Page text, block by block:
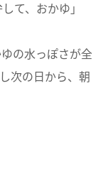
て、おかゆ」
の水っぽさが全
次の日から、朝